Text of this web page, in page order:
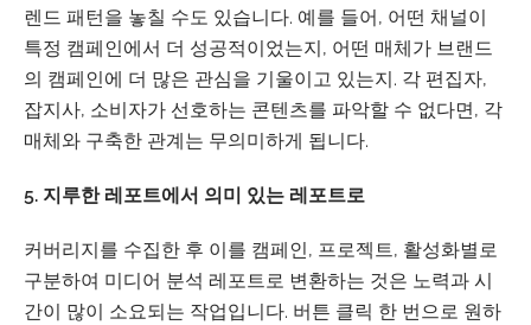
렌드 패턴을 놓칠 수도 있습니다. 예를 들어, 어떤 채널이
특정 캠페인에서 더 성공적이었는지, 어떤 매체가 브랜드
의 캠페인에 더 많은 관심을 기울이고 있는지. 각 편집자,
잡지사, 소비자가 선호하는 콘텐츠를 파악할 수 없다면, 각
매체와 구축한 관계는 무의미하게 됩니다.
5. 지루한 레포트에서 의미 있는 레포트로
커버리지를 수집한 후 이를 캠페인, 프로젝트, 활성화별로
구분하여 미디어 분석 레포트로 변환하는 것은 노력과 시
간이 많이 소요되는 작업입니다. 버튼 클릭 한 번으로 원하